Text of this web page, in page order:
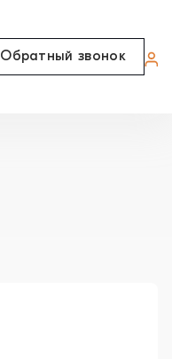
Обратный звонок